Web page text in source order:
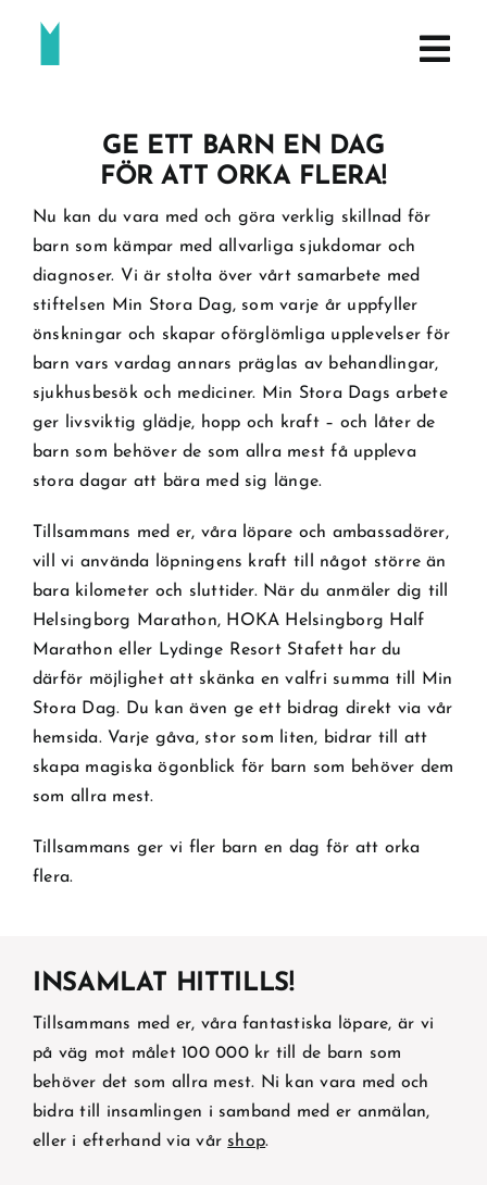
GE ETT BARN EN DAG
FÖR ATT ORKA FLERA!
Nu kan du vara med och göra verklig skillnad för
barn som kämpar med allvarliga sjukdomar och
diagnoser. Vi är stolta över vårt samarbete med
stiftelsen
Min Stora Dag, som varje år uppfyller
önskningar och skapar oförglömliga upplevelser för
barn vars vardag annars präglas av behandlingar,
sjukhusbesök och mediciner. Min Stora Dags arbete
ger livsviktig glädje, hopp och kraft – och låter de
barn som behöver de som allra mest få uppleva
stora dagar att bära med sig länge.
Tillsammans med er, våra löpare och ambassadörer,
vill vi använda löpningens kraft till något större än
bara kilometer och sluttider. När du anmäler dig till
Helsingborg Marathon, HOKA Helsingborg Half
Marathon eller Lydinge Resort Stafett har du
därför möjlighet att skänka en valfri summa till Min
Stora Dag. Du kan även ge ett bidrag direkt via vår
hemsida. Varje gåva, stor som liten, bidrar till att
skapa magiska ögonblick för barn som behöver dem
som allra mest.
Tillsammans ger vi fler barn en dag för att orka
flera.
INSAMLAT HITTILLS!
Tillsammans med er, våra fantastiska löpare, är vi
på väg mot målet 100 000 kr till de barn som
behöver det som allra mest. Ni kan vara med och
bidra till insamlingen i samband med er anmälan,
eller i efterhand via vår shop.